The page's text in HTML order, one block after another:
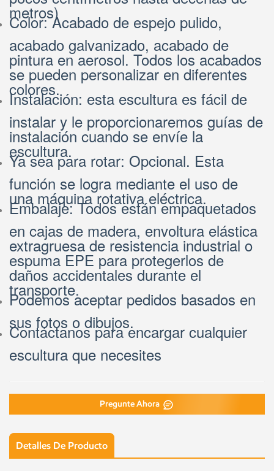
metros)
Color: Acabado de espejo pulido,
acabado galvanizado, acabado de
pintura en aerosol. Todos los acabados
se pueden personalizar en diferentes
colores.
Instalación: esta escultura es fácil de
instalar y le proporcionaremos guías de
instalación cuando se envíe la
escultura.
Ya sea para rotar: Opcional. Esta
función se logra mediante el uso de
una máquina rotativa eléctrica.
Embalaje: Todos están empaquetados
en cajas de madera, envoltura elástica
extragruesa de resistencia industrial o
espuma EPE para protegerlos de
daños accidentales durante el
transporte.
Podemos aceptar pedidos basados en
sus fotos o dibujos.
Contáctanos para encargar cualquier
escultura que necesites
Pregunte Ahora
Detalles De Producto